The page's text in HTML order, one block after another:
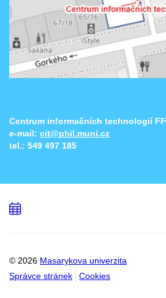
Centrum informačních technologií FF
e-mail: cit@phil.muni.cz
tel.: 549 497 185
© 2026 Masarykova univerzita
Správce stránek
Cookies
Přidat